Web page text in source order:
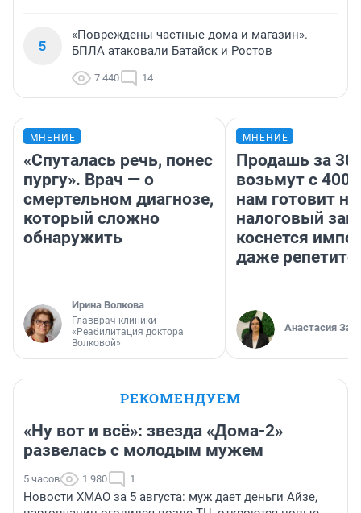
5
«Повреждены частные дома и магазин».
БПЛА атаковали Батайск и Ростов
7 440 14
МНЕНИЕ
«Спуталась речь, понес
пургу». Врач — о
смертельном диагнозе,
который сложно
обнаружить
Ирина Волкова
Главврач клиники
«Реабилитация доктора
Волковой»
МНЕНИЕ
Продашь за
возьмут с
нам готовит
налоговый
коснется
даже
Анастасия
РЕКОМЕНДУЕМ
«Ну вот и всё»: звезда «Дома-2»
развелась с молодым мужем
5 часов 1 980 1
Новости ХМАО за 5 августа: муж дает деньги Айзе,